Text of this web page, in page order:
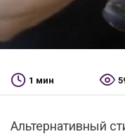
1 мин
Альтернативный